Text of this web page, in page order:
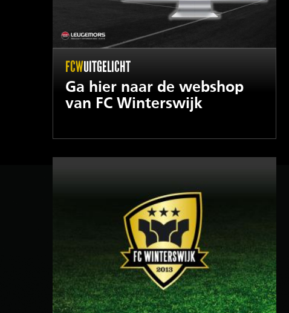
FCWUITGELICHT
Ga hier naar de webshop
van FC Winterswijk